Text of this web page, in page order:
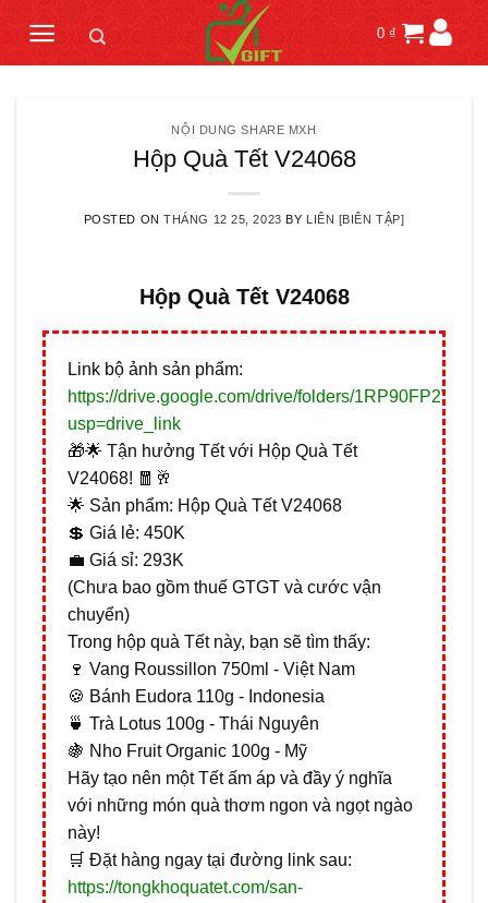
content
0 ₫
NỘI DUNG SHARE MXH
Hộp Quà Tết V24068
POSTED ONTHÁNG 12 25, 2023 BY LIÊN [BIÊN TẬP]
Hộp Quà Tết V24068
Link bộ ảnh sản phẩm:
https://drive.google.com/drive/folders/
usp=drive_link
🎁🌟 Tận hưởng Tết với Hộp Quà Tết
V24068! 🧧🥂
🌟 Sản phẩm: Hộp Quà Tết V24068
💲 Giá lẻ: 450K
💼 Giá sỉ: 293K
(Chưa bao gồm thuế GTGT và cước vận
chuyển)
Trong hộp quà Tết này, bạn sẽ tìm thấy:
🍷 Vang Roussillon 750ml - Việt Nam
🍪 Bánh Eudora 110g - Indonesia
🍵 Trà Lotus 100g - Thái Nguyên
🍇 Nho Fruit Organic 100g - Mỹ
Hãy tạo nên một Tết ấm áp và đầy ý nghĩa
với những món quà thơm ngon và ngọt ngào
này!
🛒 Đặt hàng ngay tại đường link sau:
https://tongkhoquatet.com/san-